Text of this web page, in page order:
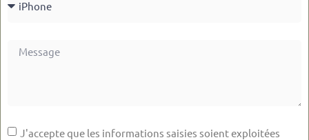
J'accepte que les informations saisies soient exploitées